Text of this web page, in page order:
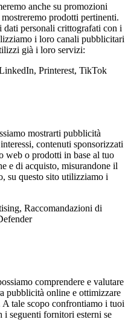
anche su promozioni
prodotti pertinenti.
personali crittografati con i
i loro canali pubblicitari
già i loro servizi:
Printerest, TikTok
mostrarti pubblicità
contenuti sponsorizzati
web o prodotti in base al tuo
e di acquisto, misurandone il
su questo sito utilizziamo i
Raccomandazioni di
comprendere e valutare
pubblicità online e ottimizzare
tale scopo confrontiamo i tuoi
i seguenti fornitori esterni se